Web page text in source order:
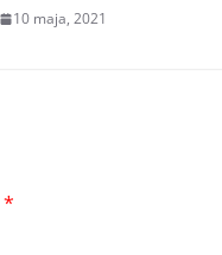
10 maja, 2021
*